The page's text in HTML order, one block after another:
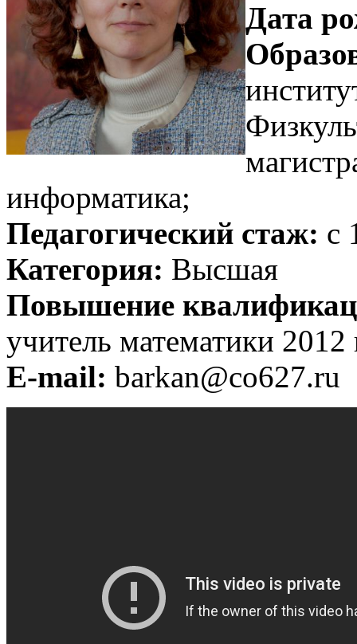
Дата
информатика;
Педагогический стаж: с
Категория: Высшая
Повышение
учитель математики 2012
E-mail: barkan@co627.ru